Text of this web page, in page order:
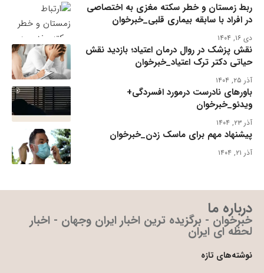
ربط زمستان و خطر سکته مغزی به اختصاصی
در افراد با سابقه بیماری قلبی_خبرخوان
دی ۱۶, ۱۴۰۴
نقش پزشک در روال درمان اعتیاد؛ بازدید نقش
حیاتی دکتر ترک اعتیاد_خبرخوان
آذر ۲۵, ۱۴۰۴
باورهای نادرست درمورد افسردگی+
ویدئو_خبرخوان
آذر ۲۳, ۱۴۰۴
پیشنهاد مهم برای ماسک زدن_خبرخوان
آذر ۲۱, ۱۴۰۴
درباره ما
خبرخوان - برگزیده ترین اخبار ایران وجهان - اخبار
لحظه ای ایران
نوشته‌های تازه